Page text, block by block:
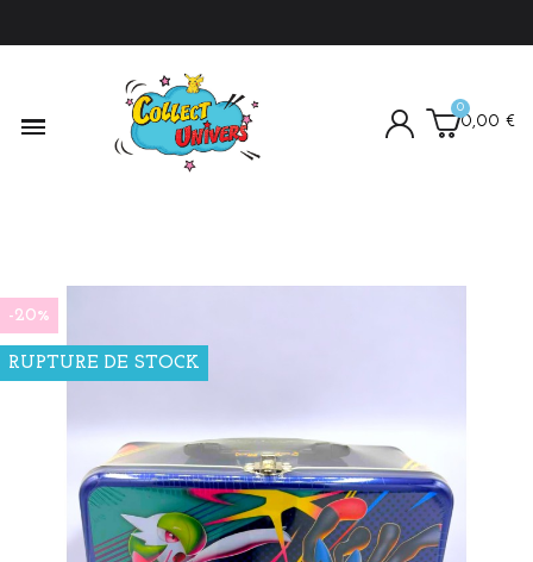
0,00 €
-20%
RUPTURE DE STOCK